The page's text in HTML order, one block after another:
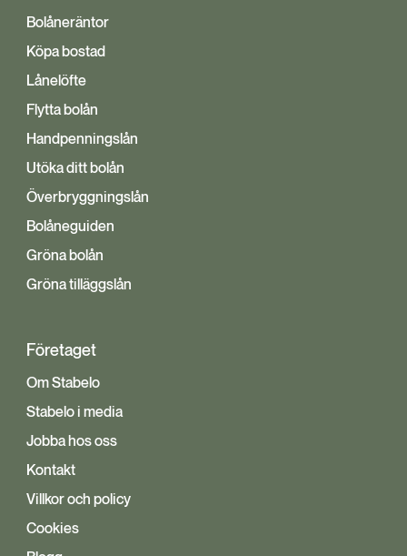
Bolåneräntor
Köpa bostad
Lånelöfte
Flytta bolån
Handpenningslån
Utöka ditt bolån
Överbryggningslån
Bolåneguiden
Gröna bolån
Gröna tilläggslån
Företaget
Om Stabelo
Stabelo i media
Jobba hos oss
Kontakt
Villkor och policy
Cookies